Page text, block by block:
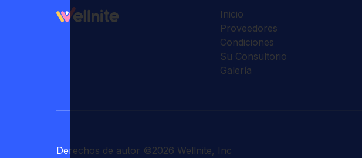
Inicio
Proveedores
Condiciones
Su Consultorio
Galería
Derechos de autor ©2026 Wellnite, Inc